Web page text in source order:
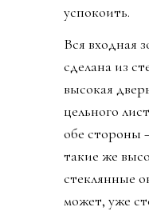
успокоить.
Вся входная
сделана из
высокая
цельного
обе стороны
такие же
стеклянные
может, уже